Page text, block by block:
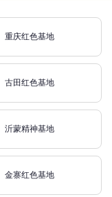
重庆红色基地
古田红色基地
沂蒙精神基地
金寨红色基地